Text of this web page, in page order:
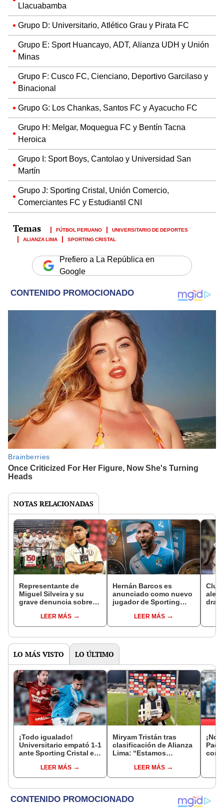
Llacuabamba
Grupo D: Universitario, Atlético Grau y Pirata FC
Grupo E: Sport Huancayo, ADT, Alianza UDH y Unión
Minas
Grupo F: Cusco FC, Cienciano, Deportivo Garcilaso y
Binacional
Grupo G: Los Chankas, Santos FC y Ayacucho FC
Grupo H: Melgar, Moquegua FC y Bentín Tacna
Heroica
Grupo I: Sport Boys, Cantolao y Universidad San
Martín
Grupo J: Sporting Cristal, Unión Comercio,
Comerciantes FC y Estudiantil CNI
FÚTBOL PERUANO
UNIVERSITARIO DE DEPORTES
ALIANZA LIMA
SPORTING CRISTAL
Prefiero a La República en
Google
NOTAS RELACIONADAS
Representante de
Miguel Silveira y su
grave denuncia sobre
Universitario: "Hay 2 o 3
que hacen la
LEER MÁS
Hernán Barcos es
anunciado como nuevo
jugador de Sporting
Torneo Clausura y Copa
Sudamericana:
Pirata"
LEER MÁS
LO MÁS VISTO LO ÚLTIMO
¡Todo igualado!
Universitario empató 1-1
ante Sporting Cristal en
por el Torneo Clausura
de la Liga 1 2026
LEER MÁS
Miryam Tristán tras
clasificación de Alianza
Lima: “Estamos
LEER MÁS
¡No
con